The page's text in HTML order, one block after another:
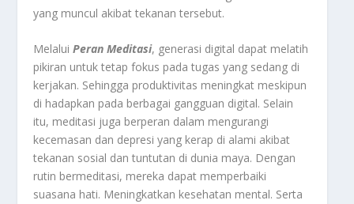
yang muncul akibat tekanan tersebut.
MelaluiPeran Meditasi, generasi digital dapat melatih
pikiran untuk tetap fokus pada tugas yang sedang di
kerjakan. Sehingga produktivitas meningkat meskipun
di hadapkan pada berbagai gangguan digital. Selain
itu, meditasi juga berperan dalam mengurangi
kecemasan dan depresi yang kerap di alami akibat
tekanan sosial dan tuntutan di dunia maya. Dengan
rutin bermeditasi, mereka dapat memperbaiki
suasana hati. Meningkatkan kesehatan mental. Serta